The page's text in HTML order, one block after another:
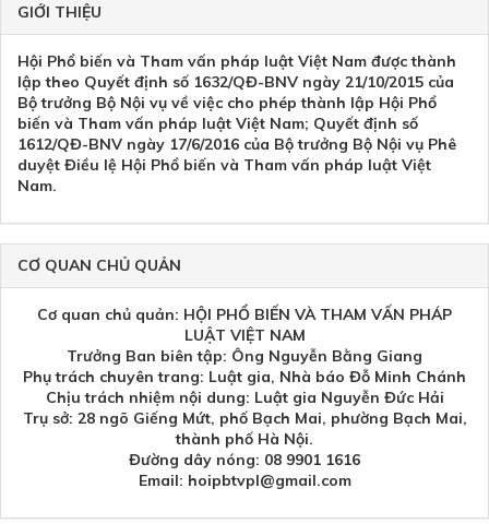
GIỚI THIỆU
Hội Phổ biến và Tham vấn pháp luật Việt Nam được thành
lập theo Quyết định số 1632/QĐ-BNV ngày 21/10/2015 của
Bộ trưởng Bộ Nội vụ về việc cho phép thành lập Hội Phổ
biến và Tham vấn pháp luật Việt Nam; Quyết định số
1612/QĐ-BNV ngày 17/6/2016 của Bộ trưởng Bộ Nội vụ Phê
duyệt Điều lệ Hội Phổ biến và Tham vấn pháp luật Việt
Nam.
CƠ QUAN CHỦ QUẢN
Cơ quan chủ quản: HỘI PHỔ BIẾN VÀ THAM VẤN PHÁP
LUẬT VIỆT NAM
Trưởng Ban biên tập: Ông Nguyễn Bằng Giang
Phụ trách chuyên trang: Luật gia, Nhà báo Đỗ Minh Chánh
Chịu trách nhiệm nội dung: Luật gia Nguyễn Đức Hải
Trụ sở: 28 ngõ Giếng Mứt, phố Bạch Mai, phường Bạch Mai,
thành phố Hà Nội.
Đường dây nóng: 08 9901 1616
Email: hoipbtvpl@gmail.com